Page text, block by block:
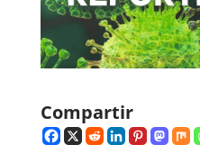
Compartir